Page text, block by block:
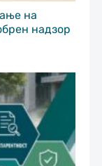
на
надзор